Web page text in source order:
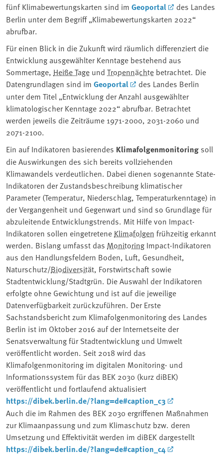
fünf Klimabewertungskarten sind im Geoportal
des Landes
Berlin unter dem Begriff „Klimabewertungskarten 2022“
abrufbar.
Für einen Blick in die Zukunft wird räumlich differenziert die
Entwicklung ausgewählter Kenntage bestehend aus
Sommertage, Heiße Tage und Tropennächte betrachtet. Die
Datengrundlagen sind im Geoportal
des Landes Berlin
unter dem Titel „Entwicklung der Anzahl ausgewählter
klimatologischer Kenntage 2022“ abrufbar. Betrachtet
werden jeweils die Zeiträume 1971-2000, 2031-2060 und
2071-2100.
Ein auf Indikatoren basierendes Klimafolgenmonitoring soll
die Auswirkungen des sich bereits vollziehenden
Klimawandels verdeutlichen. Dabei dienen sogenannte State-
Indikatoren der Zustandsbeschreibung klimatischer
Parameter (Temperatur, Niederschlag, Temperaturkenntage) in
der Vergangenheit und Gegenwart und sind so Grundlage für
abzuleitende Entwicklungstrends. Mit Hilfe von Impact-
Indikatoren sollen eingetretene Klimafolgen frühzeitig erkannt
werden. Bislang umfasst das Monitoring Impact-Indikatoren
aus den Handlungsfeldern Boden, Luft, Gesundheit,
Naturschutz/Biodiversität, Forstwirtschaft sowie
Stadtentwicklung/Stadtgrün. Die Auswahl der Indikatoren
erfolgte ohne Gewichtung und ist auf die jeweilige
Datenverfügbarkeit zurückzuführen. Der Erste
Sachstandsbericht zum Klimafolgenmonitoring des Landes
Berlin ist im Oktober 2016 auf der Internetseite der
Senatsverwaltung für Stadtentwicklung und Umwelt
veröffentlicht worden. Seit 2018 wird das
Klimafolgenmonitoring im digitalen Monitoring- und
Informationssystem für das BEK 2030 (kurz diBEK)
veröffentlicht und fortlaufend aktualisiert
https://dibek.berlin.de/?lang=de#caption_c3
Auch die im Rahmen des BEK 2030 ergriffenen Maßnahmen
zur Klimaanpassung und zum ⁠Klimaschutz bzw. deren
Umsetzung und Effektivität werden im diBEK dargestellt
https://dibek.berlin.de/?lang=de#caption_c4